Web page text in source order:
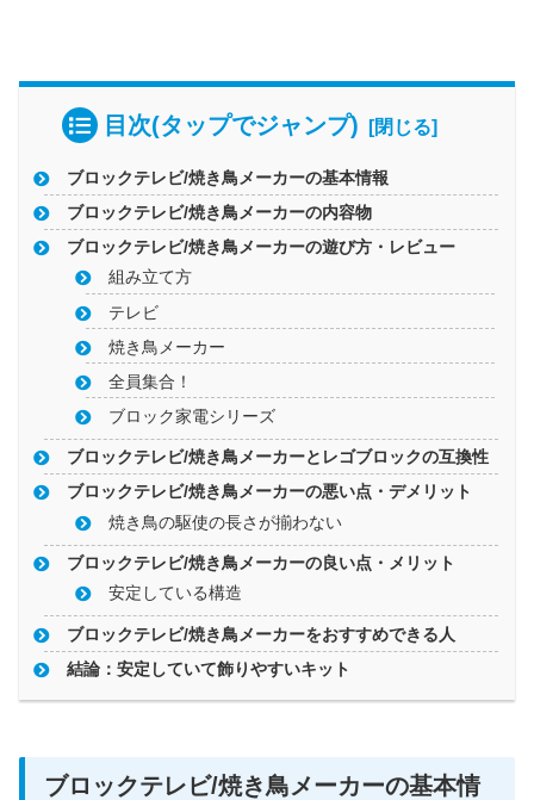
目次(タップでジャンプ)
ブロックテレビ/焼き鳥メーカーの基本情報
ブロックテレビ/焼き鳥メーカーの内容物
ブロックテレビ/焼き鳥メーカーの遊び方・レビュー
組み立て方
テレビ
焼き鳥メーカー
全員集合！
ブロック家電シリーズ
ブロックテレビ/焼き鳥メーカーとレゴブロックの互換性
ブロックテレビ/焼き鳥メーカーの悪い点・デメリット
焼き鳥の駆使の長さが揃わない
ブロックテレビ/焼き鳥メーカーの良い点・メリット
安定している構造
ブロックテレビ/焼き鳥メーカーをおすすめできる人
結論：安定していて飾りやすいキット
ブロックテレビ/焼き鳥メーカーの基本情